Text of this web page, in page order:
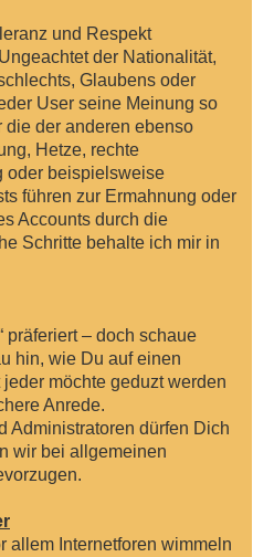
und Respekt
der Nationalität,
Glaubens oder
User seine Meinung so
die der anderen ebenso
Hetze, rechte
oder beispielsweise
führen zur Ermahnung oder
Accounts durch die
Schritte behalte ich mir in
präferiert – doch schaue
hin, wie Du auf einen
möchte geduzt werden
Anrede.
Administratoren dürfen Dich
wir bei allgemeinen
allem Internetforen wimmeln